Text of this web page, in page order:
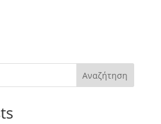
Αναζήτηση